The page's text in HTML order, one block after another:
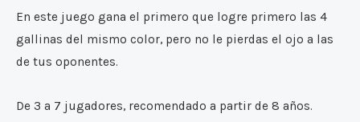
En este juego gana el primero que logre primero las 4
gallinas del mismo color, pero no le pierdas el ojo a las
de tus oponentes.
De 3 a 7 jugadores, recomendado a partir de 8 años.